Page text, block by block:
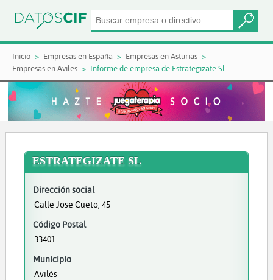
Inicio Empresas en España
Empresas en Asturias
Empresas en Avilés
Informe de empresa de Estrategizate Sl
ESTRATEGIZATE SL
Dirección social
Calle Jose Cueto, 45
Código Postal
33401
Municipio
Avilés